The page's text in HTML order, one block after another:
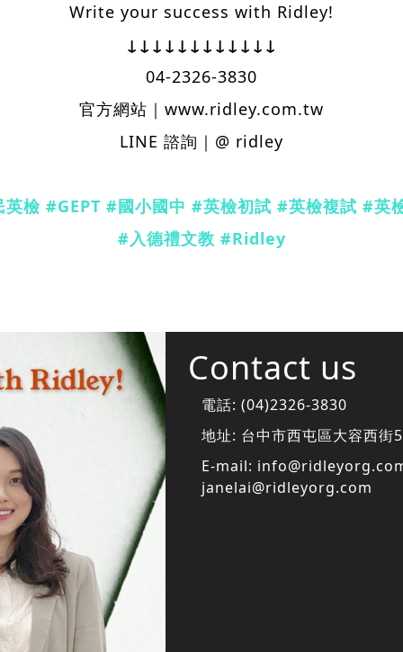
Write your success with Ridley!
↓↓↓↓↓↓↓↓↓↓↓↓
04-2326-3830
官方網站｜www.ridley.com.tw
LINE 諮詢｜@ ridley
英檢 #GEPT #國小國中 #英檢初試 #英檢複試 #英
#入德禮文教 #Ridley
Contact us
電話: (04)2326-3830
地址: 台中市西屯區大容西街
E-mail:
janelai@ridleyorg.com